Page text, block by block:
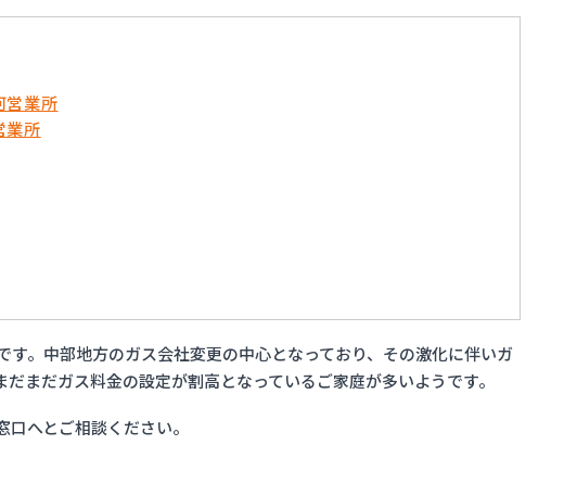
業所
業所
。中部地方のガス会社変更の中心となっており、その激化に伴いガ
まだガス料金の設定が割高となっているご家庭が多いようです。
へとご相談ください。